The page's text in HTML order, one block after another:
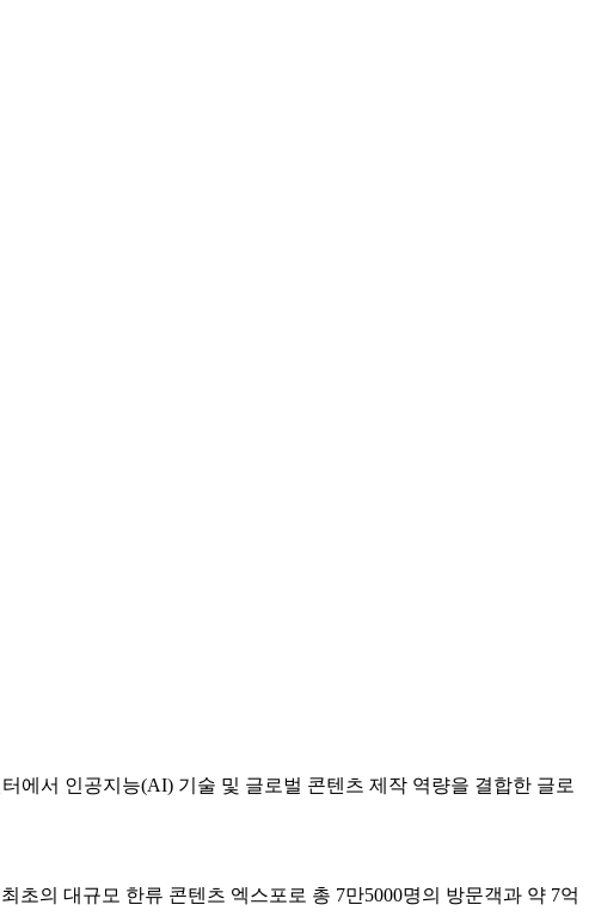
에서 인공지능(AI) 기술 및 글로벌 콘텐츠 제작 역량을 결합한 글로
초의 대규모 한류 콘텐츠 엑스포로 총 7만5000명의 방문객과 약 7억